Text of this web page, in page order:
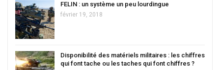
FELIN : un système un peu lourdingue
février 19, 2018
Disponibilité des matériels militaires : les chiffres
qui font tache ou les taches qui font chiffres ?